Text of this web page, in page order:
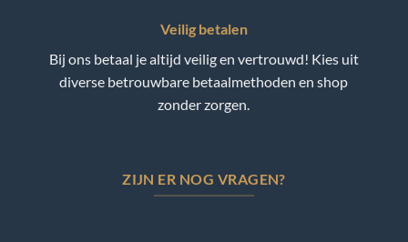
Veilig betalen
Bij ons betaal je altijd veilig en vertrouwd! Kies uit
diverse betrouwbare betaalmethoden en shop
zonder zorgen.
ZIJN ER NOG VRAGEN?